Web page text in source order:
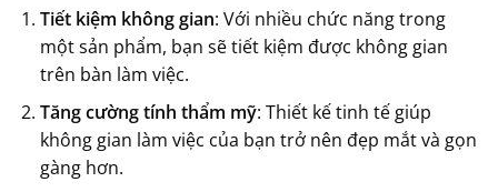
Tiết kiệm không gian: Với nhiều chức năng trong
một sản phẩm, bạn sẽ tiết kiệm được không gian
trên bàn làm việc.
Tăng cường tính thẩm mỹ: Thiết kế tinh tế giúp
không gian làm việc của bạn trở nên đẹp mắt và gọn
gàng hơn.